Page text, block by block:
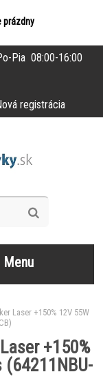
Pia 08:00-16:00
registrácia
prázdny
Menu
Laser +150% 12V 55W
+150%
(64211NBU-